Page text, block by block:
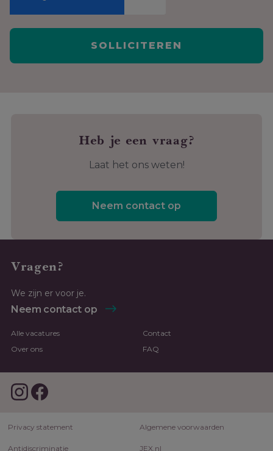
Heb je een vraag?
Laat het ons weten!
Neem contact op
Vragen?
We zijn er voor je.
Neem contact op
Alle vacatures
Contact
Over ons
FAQ
Privacy statement Algemene voorwaarden
Antidiscriminatie JEX.nl